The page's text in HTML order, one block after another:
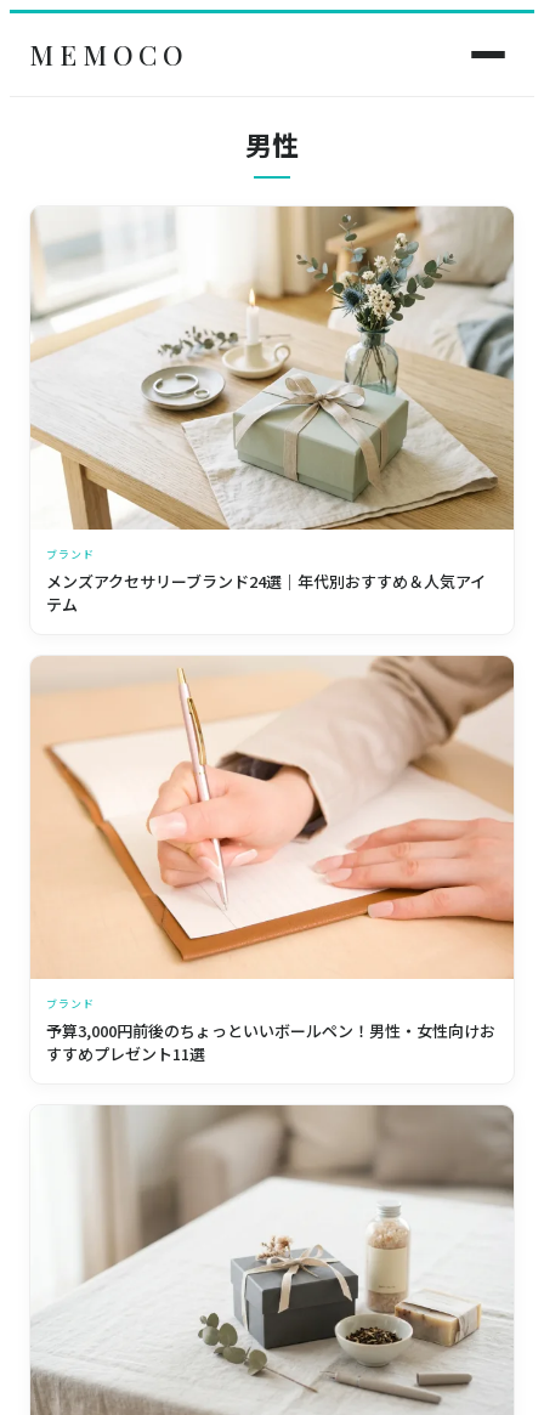
MEMOCO
男性
ブランド
メンズアクセサリーブランド24選｜年代別おすすめ＆人気アイ
テム
ブランド
予算3,000円前後のちょっといいボールペン！男性・女性向けお
すすめプレゼント11選